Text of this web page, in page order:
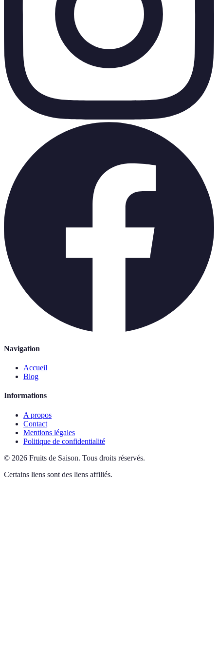
Navigation
Accueil
Blog
Informations
A propos
Contact
Mentions légales
Politique de confidentialité
© 2026 Fruits de Saison. Tous droits réservés.
Certains liens sont des liens affiliés.